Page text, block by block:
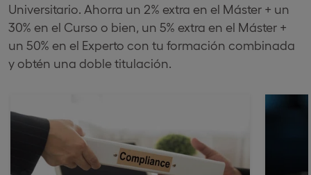
Universitario. Ahorra un 2% extra en el Máster + un
30% en el Curso o bien, un 5% extra en el Máster +
un 50% en el Experto con tu formación combinada
y obtén una doble titulación.